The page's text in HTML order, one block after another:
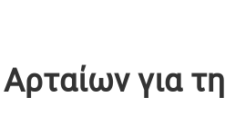
για τη